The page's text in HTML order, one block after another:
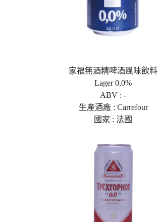
家福無酒精啤酒風味飲料
Lager 0,0%
ABV : -
生產酒廠 : Carrefour
國家 : 法國